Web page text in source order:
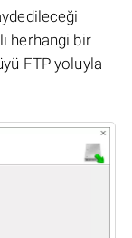
herhangi bir
FTP yoluyla